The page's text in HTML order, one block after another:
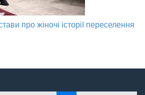
про жіночі історії переселення